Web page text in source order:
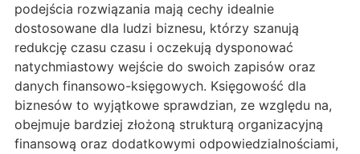
podejścia rozwiązania mają cechy idealnie
dostosowane dla ludzi biznesu, którzy szanują
redukcję czasu czasu i oczekują dysponować
natychmiastowy wejście do swoich zapisów oraz
danych finansowo-księgowych. Księgowość dla
biznesów to wyjątkowe sprawdzian, ze względu na,
obejmuje bardziej złożoną strukturą organizacyjną
finansową oraz dodatkowymi odpowiedzialnościami,